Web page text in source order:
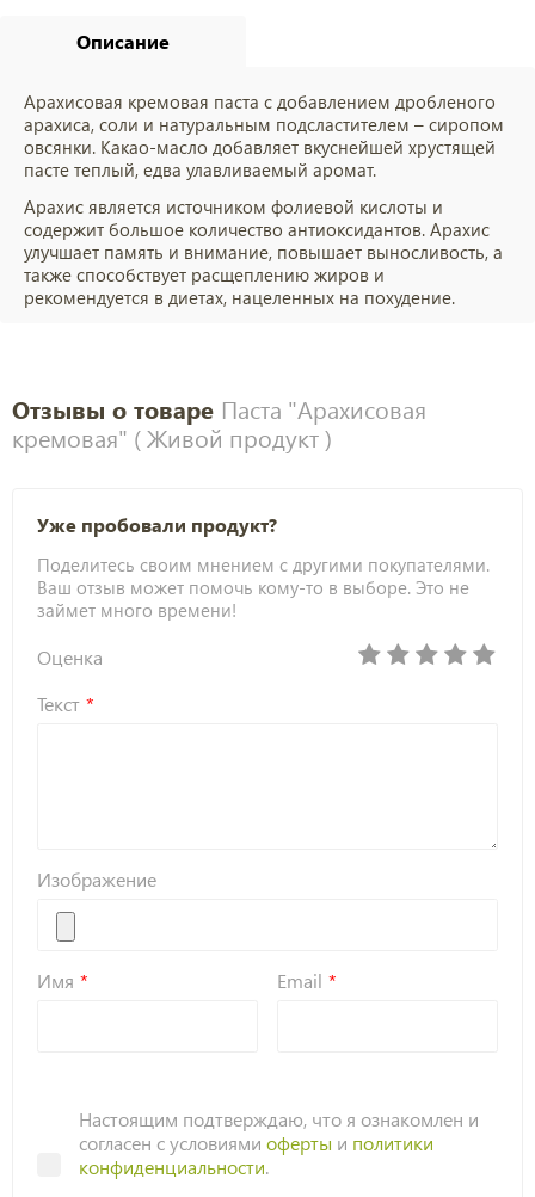
Описание
Арахисовая кремовая паста с добавлением дробленого
арахиса, соли и натуральным подсластителем – сиропом
овсянки. Какао-масло добавляет вкуснейшей хрустящей
пасте теплый, едва улавливаемый аромат.
Арахис является источником фолиевой кислоты и
содержит большое количество антиоксидантов. Арахис
улучшает память и внимание, повышает выносливость, а
также способствует расщеплению жиров и
рекомендуется в диетах, нацеленных на похудение.
Отзывы о товаре Паста "Арахисовая
кремовая" ( Живой продукт )
Уже пробовали продукт?
Поделитесь своим мнением с другими покупателями.
Ваш отзыв может помочь кому-то в выборе. Это не
займет много времени!
Оценка
Текст
Изображение
Имя Email
Настоящим подтверждаю, что я ознакомлен и
согласен с условиями оферты и политики
конфиденциальности.